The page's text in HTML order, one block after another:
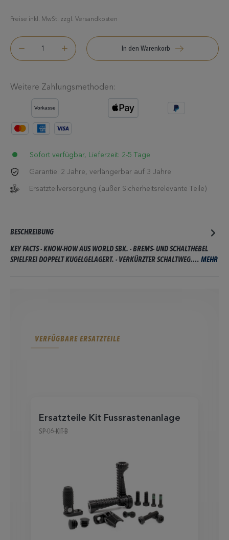
Preise inkl. MwSt. zzgl. Versandkosten
In den Warenkorb
Weitere Zahlungsmethoden:
Sofort verfügbar, Lieferzeit: 2-5 Tage
Garantie: 2 Jahre, verlängerbar auf 3 Jahre
Ersatzteilversorgung (außer Sicherheitsrelevante Teile)
BESCHREIBUNG
KEY FACTS - KNOW-HOW AUS WORLD SBK. - BREMS- UND SCHALTHEBEL
SPIELFREI DOPPELT KUGELGELAGERT. - VERKÜRZTER SCHALTWEG.… MEHR
VERFÜGBARE ERSATZTEILE
Ersatzteile Kit Fussrastenanlage
SP-06-KIT-B